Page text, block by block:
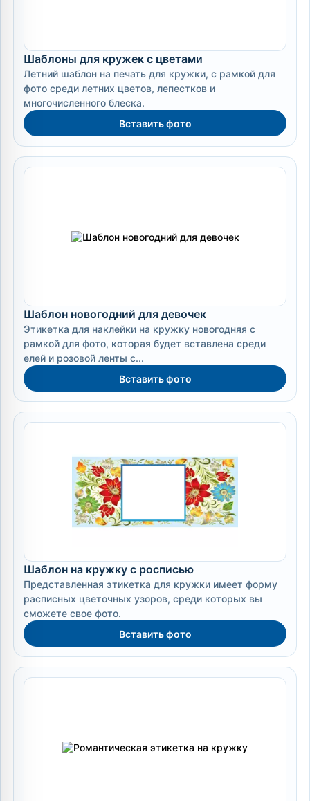
Шаблоны для кружек с цветами
Летний шаблон на печать для кружки, с рамкой для
фото среди летних цветов, лепестков и
многочисленного блеска.
Вставить фото
Шаблон новогодний для девочек
Этикетка для наклейки на кружку новогодняя с
рамкой для фото, которая будет вставлена среди
елей и розовой ленты с...
Вставить фото
Шаблон на кружку с росписью
Представленная этикетка для кружки имеет форму
расписных цветочных узоров, среди которых вы
сможете свое фото.
Вставить фото